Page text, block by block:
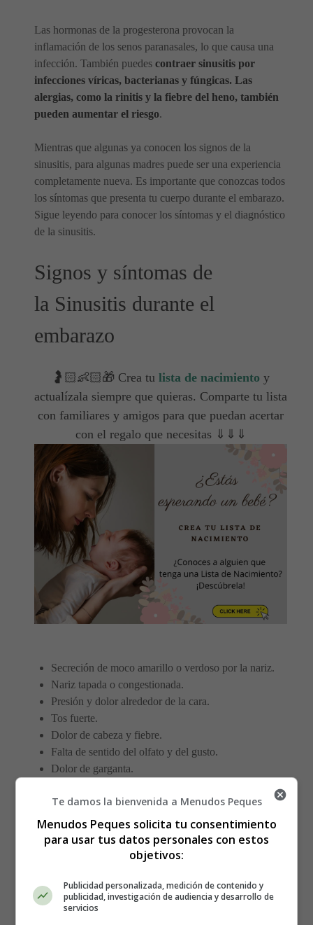
Las hormonas de la progesterona provocan la
inflamación de los senos paranasales, lo que causa una
infección. También puedes contraer sinusitis por
infecciones víricas, bacterianas y fúngicas. Las
alergias, como la rinitis y la fiebre del heno, también
pueden aumentar el riesgo.
Mientras que algunas ya conocen los signos de la
sinusitis, para algunas madres puede ser una experiencia
completamente nueva. Es importante que conozcas todos
los síntomas que presenta tu cuerpo durante el embarazo.
Sigue leyendo para conocer los síntomas y el diagnóstico
de la sinusitis.
Signos y síntomas de
la Sinusitis durante el
embarazo
🤰🏻👶🏻🎁 Crea tu lista de nacimiento y
actualízala siempre que quieras. Comparte tu lista
con familiares y amigos para que puedan acertar
con el regalo que necesitas ⇓⇓⇓
Secreción de moco amarillo o verdoso por la nariz.
Nariz tapada o congestionada.
Presión y dolor alrededor de la cara.
Tos fuerte.
Dolor de cabeza y fiebre.
Falta de sentido del olfato y del gusto.
Dolor de garganta.
Diagnóstico y pruebas de la
sinusitis
Una endoscopia nasal ayudará al médico a determinar el
estado del interior de la nariz y, si se sospecha que se
Te damos la bienvenida a Menudos Peques
Menudos Peques solicita tu consentimiento
para usar tus datos personales con estos
objetivos:
Publicidad personalizada, medición de contenido y
publicidad, investigación de audiencia y desarrollo de
servicios